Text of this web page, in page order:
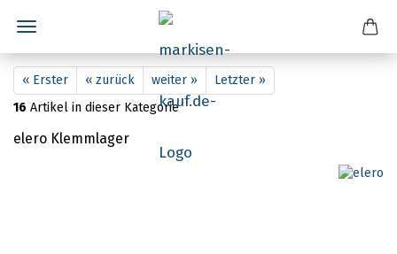
« Erster « zurück weiter »
Letzter »
16 Artikel in dieser Kategorie
elero Klemmlager